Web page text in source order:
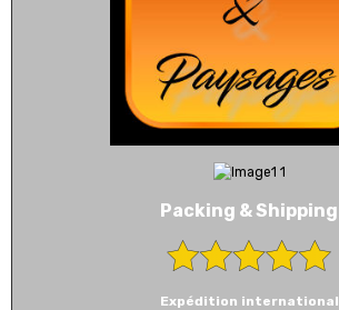
Packing & Shipping
Expédition international